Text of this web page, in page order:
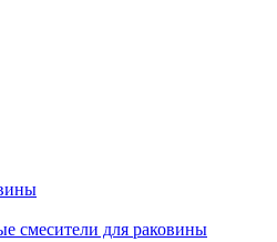
смесители для раковины